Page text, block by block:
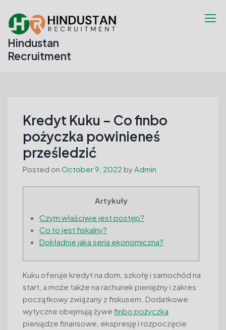
content
Hindustan
Recruitment
Kredyt Kuku – Co finbo
pożyczka powinieneś
prześledzić
Posted on October 9, 2022 by Admin
Artykuły
Czym właściwie jest postęp?
Co to jest fiskalny?
Dokładnie jaka seria ekonomiczna?
Kuku oferuje kredyt na dom, szkołę i samochód na
start, a może także na rachunek pieniężny i zakres
początkowy związany z fiskusem. Dodatkowe
wytyczne obejmują żywe finbo pożyczka
pieniądze finansowe, ekspresję i rozpoczęcie